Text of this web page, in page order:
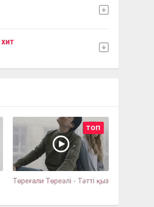
ХИТ
ТОП
Төреғали Төреәлі - Тәтті қыз